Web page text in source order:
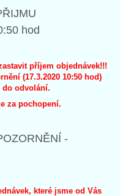
hod
příjem objednávek!!!
(17.3.2020 10:50 hod)
do odvolání.
za pochopení.
-
které jsme od Vás